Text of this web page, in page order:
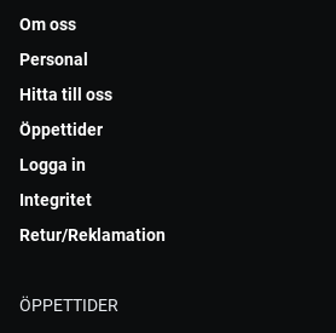
Om oss
Personal
Hitta till oss
Öppettider
Logga in
Integritet
Retur/Reklamation
ÖPPETTIDER